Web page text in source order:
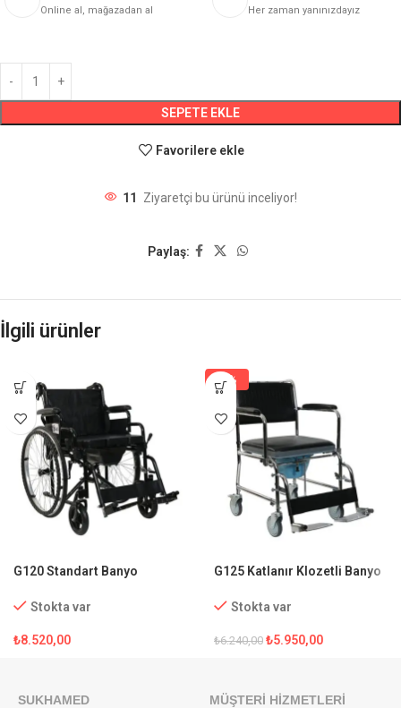
Online al, mağazadan al Her zaman yanınızdayız
SEPETE EKLE
Favorilere ekle
11 Ziyaretçi bu ürünü inceliyor!
Paylaş:
İlgili ürünler
G120 Standart Banyo
Stokta var
₺8.520,00
-5%
G125 Katlanır Klozetli Banyo
Stokta var
₺6.240,00 ₺5.950,00
SUKHAMED MÜŞTERI HIZMETLERI